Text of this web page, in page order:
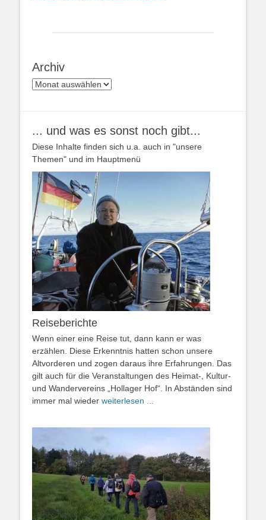
Archiv
Archiv
... und was es sonst noch gibt...
Diese Inhalte finden sich u.a. auch in "unsere
Themen" und im Hauptmenü
Reiseberichte
Wenn einer eine Reise tut, dann kann er was
erzählen. Diese Erkenntnis hatten schon unsere
Altvorderen und zogen daraus ihre Erfahrungen. Das
gilt auch für die Veranstaltungen des Heimat-, Kultur-
und Wandervereins „Hollager Hof“. In Abständen sind
immer mal wieder weiterlesen ...